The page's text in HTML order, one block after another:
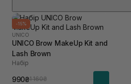
-15%
UNICO
UNICO Brow MakeUp Kit and
Lash Brown
Набір
990₴1 160₴